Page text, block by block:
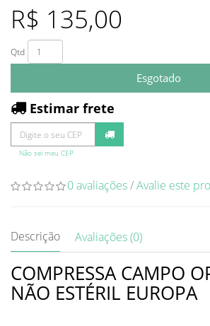
R$ 135,00
Qtd
Esgotado
Estimar frete
Não sei meu CEP
0 avaliações/Avalie este
Descrição Avaliações (0)
COMPRESSA CAMPO
NÃO ESTÉRIL EUROPA